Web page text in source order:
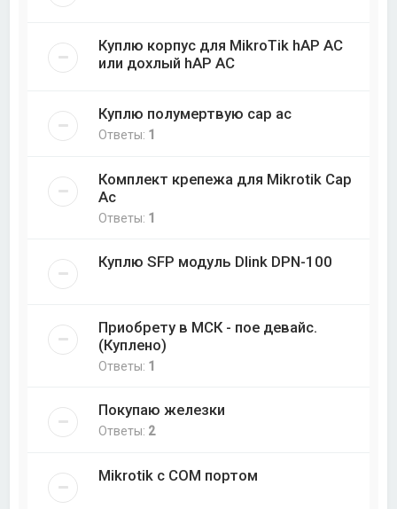
Куплю корпус для MikroTik hAP AC
или дохлый hAP AC
Куплю полумертвую cap ac
Ответы: 1
Комплект крепежа для Mikrotik Cap
Ac
Ответы: 1
Куплю SFP модуль Dlink DPN-100
Приобрету в МСК - пое девайс.
(Куплено)
Ответы: 1
Покупаю железки
Ответы: 2
Mikrotik с COM портом